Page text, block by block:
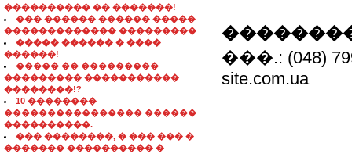
���������� �� �������!
��� ������ ������ �����
������������� ���������
����� ������ � ����
������!
����� �� ���������
��������� �����������
��������!?
10 ��������
���������������� ������
����������.
��� ��������, � ��� ��� �
������� ���������� �
���.: (048)
site.com.ua